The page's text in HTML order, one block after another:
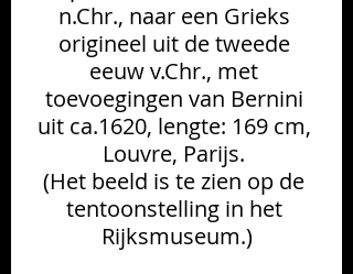
n.Chr., naar een Grieks
origineel uit de tweede
eeuw v.Chr., met
toevoegingen van Bernini
uit ca.1620, lengte: 169 cm,
Louvre, Parijs.
(Het beeld is te zien op de
tentoonstelling in het
Rijksmuseum.)